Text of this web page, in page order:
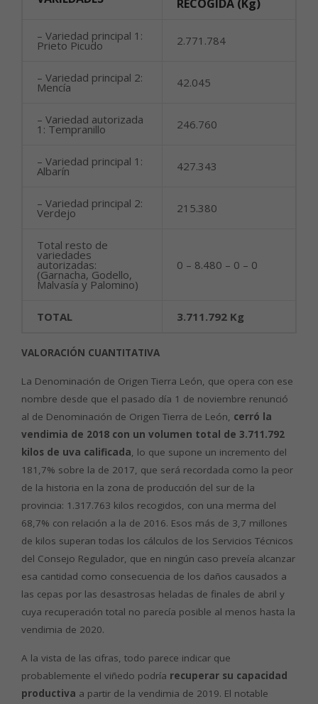
RECOGIDA (Kg)
– Variedad principal 1:
Prieto Picudo 2.771.784
– Variedad principal 2:
Mencía 42.045
– Variedad autorizada
1: Tempranillo 246.760
– Variedad principal 1:
Albarín 427.343
– Variedad principal 2:
Verdejo 215.380
Total resto de
variedades
autorizadas:
(Garnacha, Godello,
Malvasía y Palomino)
0 – 8.480 – 0 – 0
TOTAL 3.711.792 Kg
VALORACIÓN CUANTITATIVA
La Denominación de Origen Tierra León, que opera con ese
nombre desde que el pasado día 1 de noviembre renunció
al de Denominación de Origen Tierra de León, cerró la
vendimia de 2018 con un volumen total de 3.711.792
kilos de uva calificada, lo que supone un incremento del
181,7% sobre la de 2017, que será recordada como la peor
de la historia en la zona de producción del sur de la
provincia: 1.317.763 kilos recogidos, con una merma del
68,7% con relación a la de 2016. Esos más de 3,7 millones
de kilos superan todas los cálculos de los Servicios Técnicos
del Consejo Regulador, que en ningún caso preveía alcanzar
esa cantidad como consecuencia de los daños causados a
las cepas por las desastrosas heladas de finales de abril y
cuya recuperación total no parecía posible al menos hasta la
vendimia de 2020.
A la vista de las cifras, todo parece indicar que
probablemente el viñedo podría recuperar su capacidad
productiva a partir de la vendimia de 2019. El notable